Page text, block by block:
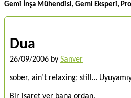
Gemi İnşa Mühendisi, Gemi Eksperi,
Dua
26/09/2006 by Sanver
sober, ain’t relaxing; still…